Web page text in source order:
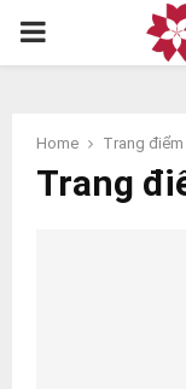
PRIMARY
Home Trang điểm
Trang